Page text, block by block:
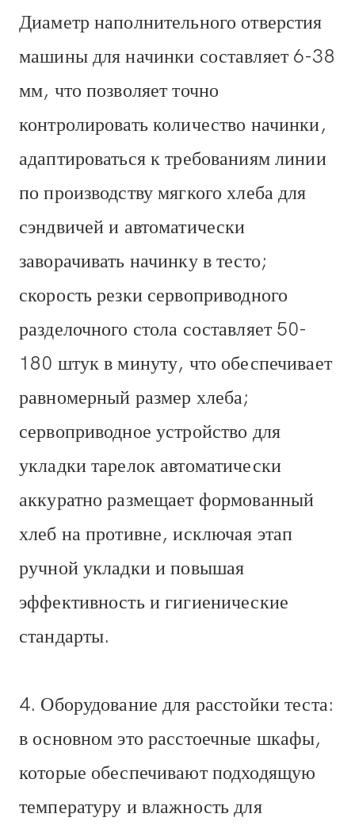
Диаметр наполнительного отверстия
машины для начинки составляет 6-38
мм, что позволяет точно
контролировать количество начинки,
адаптироваться к требованиям линии
по производству мягкого хлеба для
сэндвичей и автоматически
заворачивать начинку в тесто;
скорость резки сервоприводного
разделочного стола составляет 50-
180 штук в минуту, что обеспечивает
равномерный размер хлеба;
сервоприводное устройство для
укладки тарелок автоматически
аккуратно размещает формованный
хлеб на противне, исключая этап
ручной укладки и повышая
эффективность и гигиенические
стандарты.
4. Оборудование для расстойки теста:
в основном это расстоечные шкафы,
которые обеспечивают подходящую
температуру и влажность для